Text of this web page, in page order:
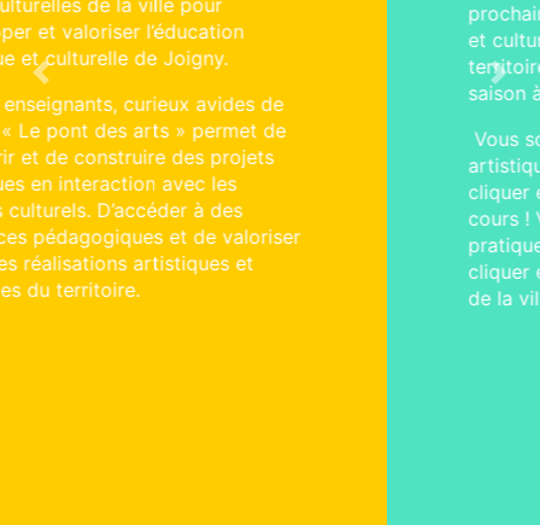
prochains projets d’éducation artistique
et culturelle qui auront lieu sur le
territoire : cliquer et explorer sur la
saison à venir !
Vous souhaitez découvrir les projets
artistiques en cours de réalisations :
cliquer et explorer sur la saison en
cours ! Vous souhaitez visiter un lieu et
pratiquer une discipline en particulier :
cliquer et explorer tous les lieux culturels
de la ville !
Previous Next